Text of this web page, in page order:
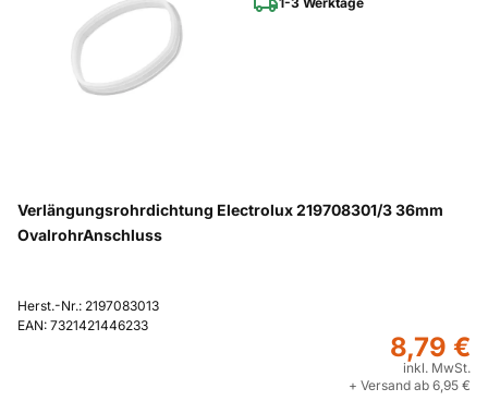
Verlängungsrohrdichtung Electrolux 219708301/3 36mm
OvalrohrAnschluss
Herst.-Nr.: 2197083013
EAN: 7321421446233
8,79 €
inkl. MwSt.
+ Versand ab 6,95 €